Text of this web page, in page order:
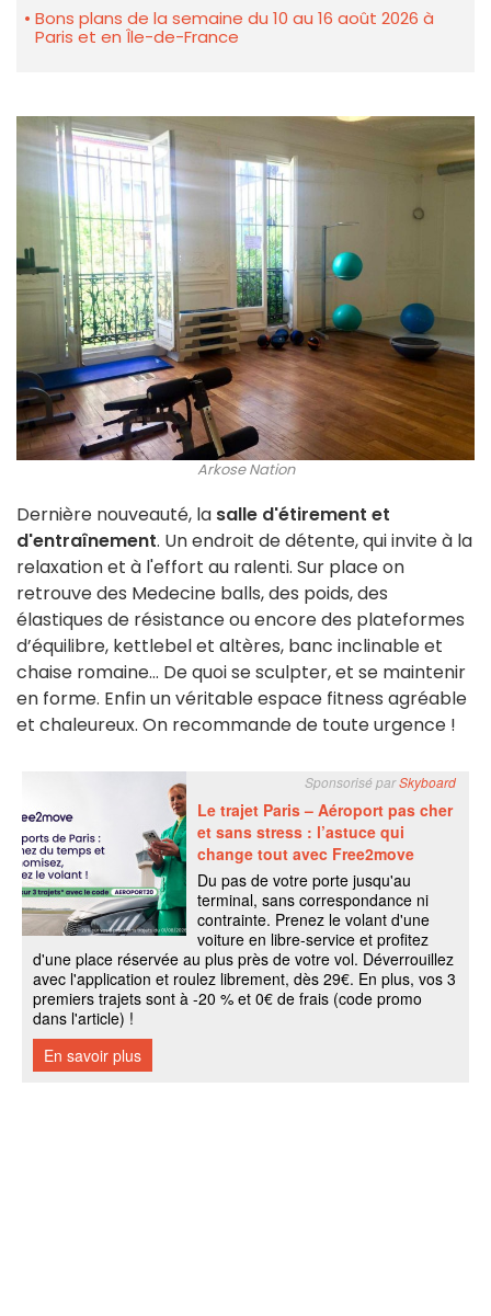
Bons plans de la semaine du 10 au 16 août 2026 à
Paris et en Île-de-France
Arkose Nation
Dernière nouveauté, la salle d'étirement et
d'entraînement. Un endroit de détente, qui invite à la
relaxation et à l'effort au ralenti. Sur place on
retrouve des Medecine balls, des poids, des
élastiques de résistance ou encore des plateformes
d’équilibre, kettlebel et altères, banc inclinable et
chaise romaine… De quoi se sculpter, et se maintenir
en forme. Enfin un véritable espace fitness agréable
et chaleureux. On recommande de toute urgence !